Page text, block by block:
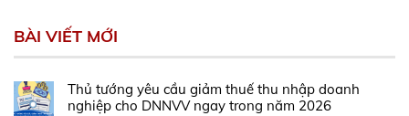
BÀI VIẾT MỚI
Thủ tướng yêu cầu giảm thuế thu nhập doanh
nghiệp cho DNNVV ngay trong năm 2026